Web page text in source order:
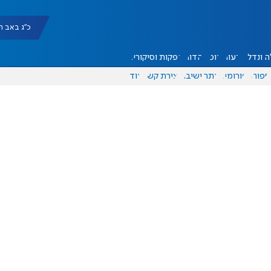
כ"ג באב תשפ"ו
ונדל"ן דעות אוכל יהדות הפקות וסיקורים
ספורט פורומים אתר ישיבה יצירת קשר עוד